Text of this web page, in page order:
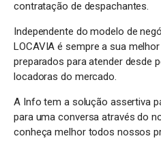
contratação de despachantes.
Independente do modelo de
LOCAVIA é sempre a sua
preparados para atender desde
locadoras do mercado.
A Info tem a solução assertiva
para uma conversa através do
conheça melhor todos nossos